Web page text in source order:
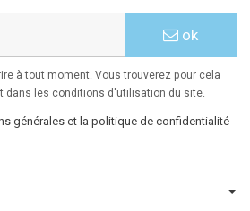
ok
à tout moment. Vous trouverez pour cela
dans les conditions d'utilisation du site.
générales et la politique de confidentialité